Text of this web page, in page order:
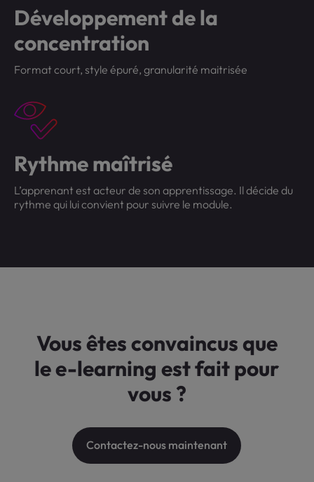
Développement de la
concentration
Format court, style épuré, granularité maitrisée
Rythme maîtrisé
L’apprenant est acteur de son apprentissage. Il décide du
rythme qui lui convient pour suivre le module.
Vous êtes convaincus que
le e-learning est fait pour
vous ?
Contactez-nous maintenant